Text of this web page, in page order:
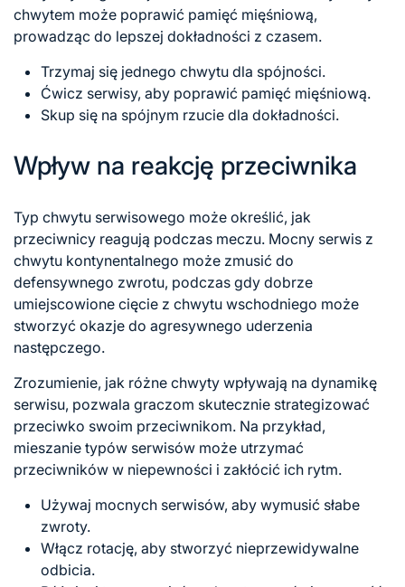
chwytem może poprawić pamięć mięśniową,
prowadząc do lepszej dokładności z czasem.
Trzymaj się jednego chwytu dla spójności.
Ćwicz serwisy, aby poprawić pamięć mięśniową.
Skup się na spójnym rzucie dla dokładności.
Wpływ na reakcję przeciwnika
Typ chwytu serwisowego może określić, jak
przeciwnicy reagują podczas meczu. Mocny serwis z
chwytu kontynentalnego może zmusić do
defensywnego zwrotu, podczas gdy dobrze
umiejscowione cięcie z chwytu wschodniego może
stworzyć okazje do agresywnego uderzenia
następczego.
Zrozumienie, jak różne chwyty wpływają na dynamikę
serwisu, pozwala graczom skutecznie strategizować
przeciwko swoim przeciwnikom. Na przykład,
mieszanie typów serwisów może utrzymać
przeciwników w niepewności i zakłócić ich rytm.
Używaj mocnych serwisów, aby wymusić słabe
zwroty.
Włącz rotację, aby stworzyć nieprzewidywalne
odbicia.